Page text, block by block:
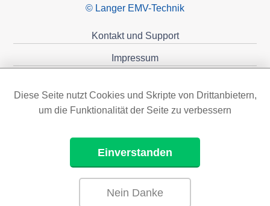
© Langer EMV-Technik
Kontakt und Support
Impressum
Diese Seite nutzt Cookies und Skripte von Drittanbietern,
um die Funktionalität der Seite zu verbessern
Einverstanden
Nein Danke